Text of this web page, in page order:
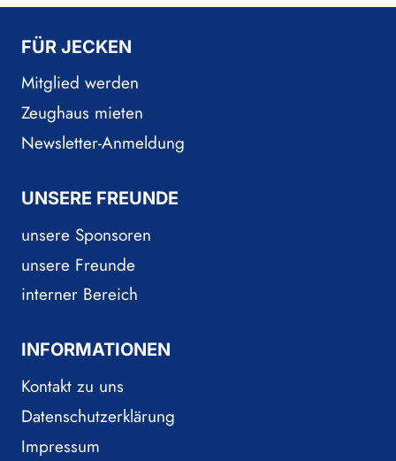
FÜR JECKEN
Mitglied werden
Zeughaus mieten
Newsletter-Anmeldung
UNSERE FREUNDE
unsere Sponsoren
unsere Freunde
interner Bereich
INFORMATIONEN
Kontakt zu uns
Datenschutzerklärung
Impressum